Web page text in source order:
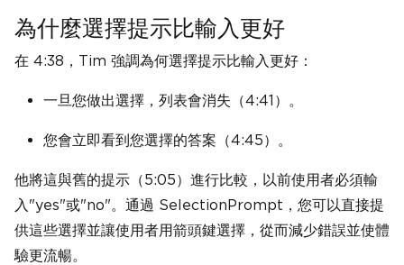
為什麼選擇提示比輸入更好
在 4:38，Tim 強調為何選擇提示比輸入更好：
一旦您做出選擇，列表會消失（4:41）。
您會立即看到您選擇的答案（4:45）。
他將這與舊的提示（5:05）進行比較，以前使用者必須輸
入"yes"或"no"。通過 SelectionPrompt，您可以直接提
供這些選擇並讓使用者用箭頭鍵選擇，從而減少錯誤並使體
驗更流暢。